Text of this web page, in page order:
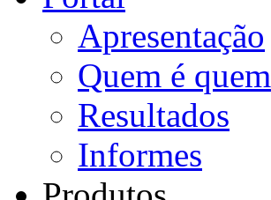
Apresentação
Quem é quem
Resultados
Informes